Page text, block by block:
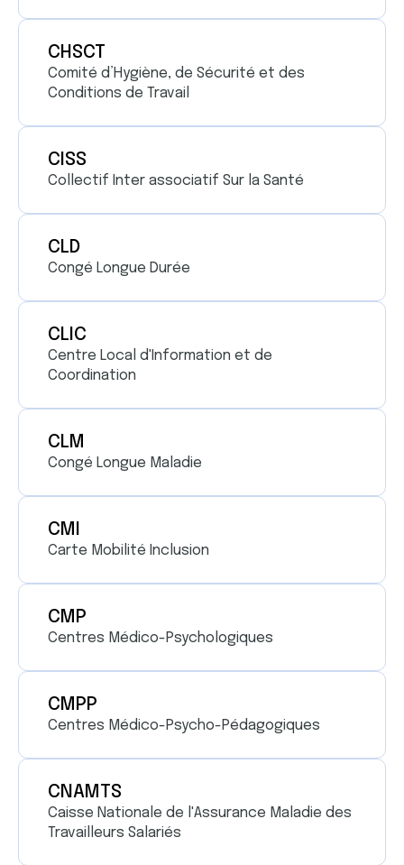
CHSCT
Comité d’Hygiène, de Sécurité et des
Conditions de Travail
CISS
Collectif Inter associatif Sur la Santé
CLD
Congé Longue Durée
CLIC
Centre Local d'Information et de
Coordination
CLM
Congé Longue Maladie
CMI
Carte Mobilité Inclusion
CMP
Centres Médico-Psychologiques
CMPP
Centres Médico-Psycho-Pédagogiques
CNAMTS
Caisse Nationale de l'Assurance Maladie des
Travailleurs Salariés